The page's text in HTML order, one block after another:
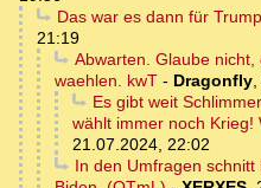
Das war es dann für
21:19
Abwarten. Glaube
waehlen. kwT - Dragonfly,
Es gibt weit
wählt immer noch Krieg!
21.07.2024, 22:02
In den Umfragen